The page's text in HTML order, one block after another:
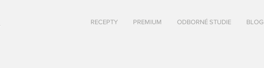
RECEPTY PREMIUM ODBORNÉ STUDIE BLOG